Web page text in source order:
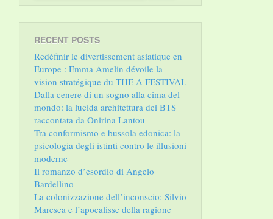
RECENT POSTS
Redéfinir le divertissement asiatique en
Europe : Emma Amelin dévoile la
vision stratégique du THE A FESTIVAL
Dalla cenere di un sogno alla cima del
mondo: la lucida architettura dei BTS
raccontata da Onirina Lantou
Tra conformismo e bussola edonica: la
psicologia degli istinti contro le illusioni
moderne
Il romanzo d’esordio di Angelo
Bardellino
La colonizzazione dell’inconscio: Silvio
Maresca e l’apocalisse della ragione